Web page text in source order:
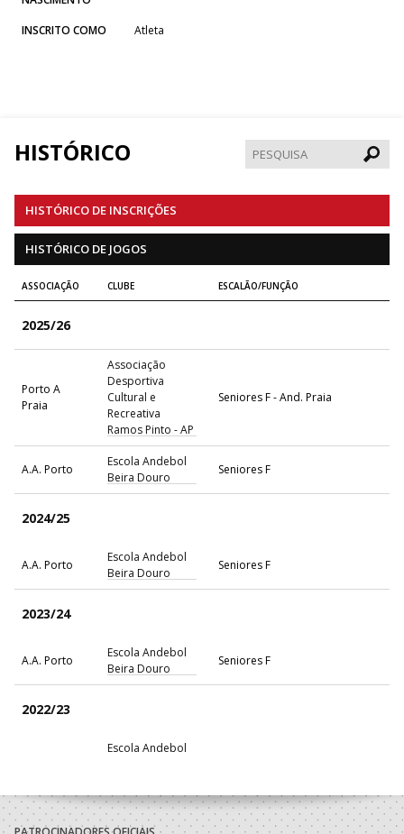
INSCRITO COMO Atleta
HISTÓRICO
HISTÓRICO DE INSCRIÇÕES
HISTÓRICO DE JOGOS
ASSOCIAÇÃO CLUBE ESCALÃO/FUNÇÃO
2025/26
Porto A
Praia
Associação
Desportiva
Cultural e
Recreativa
Ramos Pinto - AP
Seniores F - And. Praia
A.A. Porto
Escola Andebol
Beira Douro
Seniores F
2024/25
A.A. Porto
Escola Andebol
Beira Douro
Seniores F
2023/24
A.A. Porto
Escola Andebol
Beira Douro
Seniores F
2022/23
Escola Andebol
2021/22